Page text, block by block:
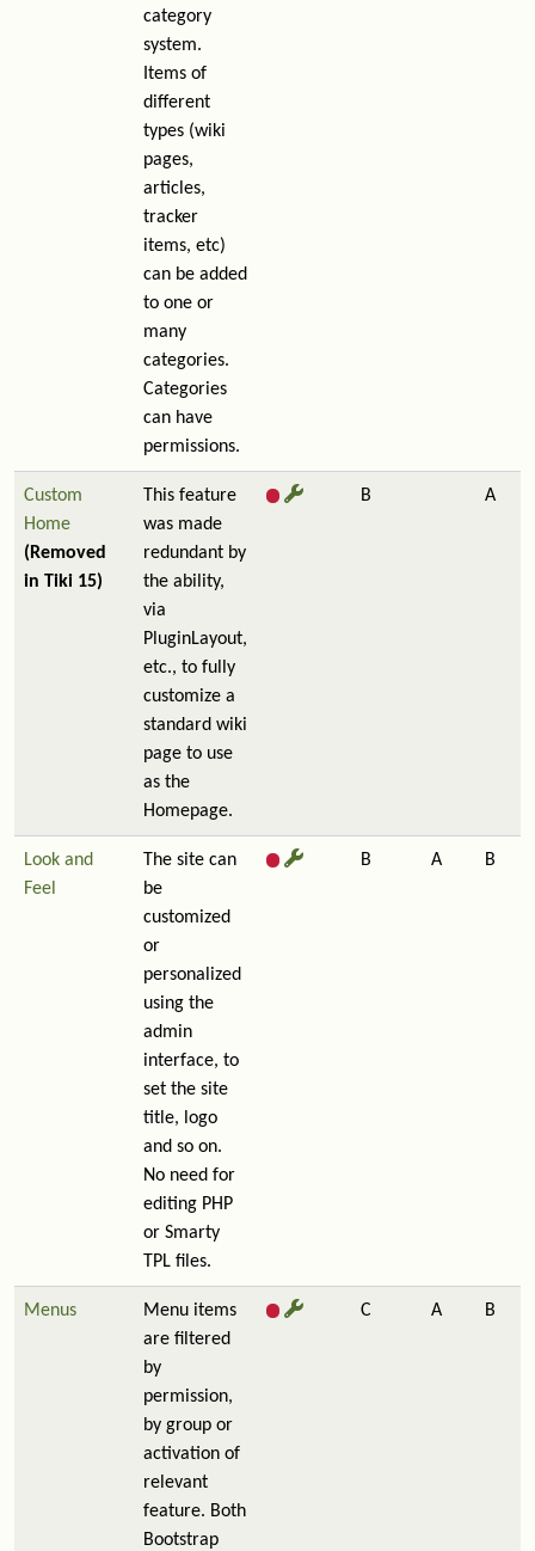
category
system.
Items of
different
types (wiki
pages,
articles,
tracker
items, etc)
can be added
to one or
many
categories.
Categories
can have
permissions.
Custom
Home
(Removed
in Tiki 15)
This feature
was made
redundant by
the ability,
via
PluginLayout,
etc., to fully
customize a
standard wiki
page to use
as the
Homepage.
B A
Look and
Feel
The site can
be
customized
or
personalized
using the
admin
interface, to
set the site
title, logo
and so on.
No need for
editing PHP
or Smarty
TPL files.
B A B
Menus
Menu items
are filtered
by
permission,
by group or
activation of
relevant
feature. Both
Bootstrap
C A B